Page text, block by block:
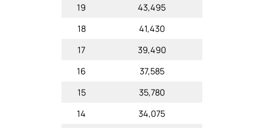
19
43,495
18
41,430
17
39,490
16
37,585
15
35,780
14
34,075